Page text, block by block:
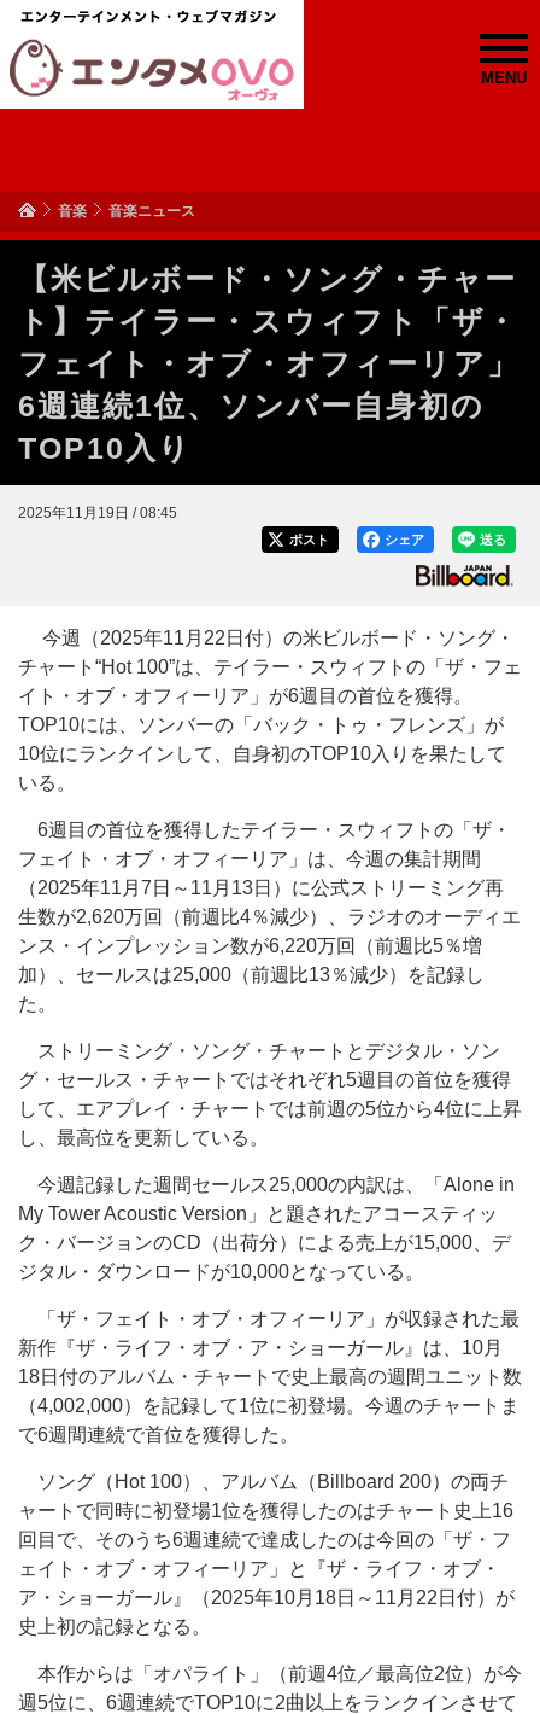
MENU
音楽 音楽ニュース
【米ビルボード・ソング・チャー
ト】テイラー・スウィフト「ザ・
フェイト・オブ・オフィーリア」
6週連続1位、ソンバー自身初の
TOP10入り
2025年11月19日 / 08:45
送る
シェア
ポスト
今週（2025年11月22日付）の米ビルボード・ソング・
チャート“Hot 100”は、テイラー・スウィフトの「ザ・フェ
イト・オブ・オフィーリア」が6週目の首位を獲得。
TOP10には、ソンバーの「バック・トゥ・フレンズ」が
10位にランクインして、自身初のTOP10入りを果たして
いる。
6週目の首位を獲得したテイラー・スウィフトの「ザ・
フェイト・オブ・オフィーリア」は、今週の集計期間
（2025年11月7日～11月13日）に公式ストリーミング再
生数が2,620万回（前週比4％減少）、ラジオのオーディエ
ンス・インプレッション数が6,220万回（前週比5％増
加）、セールスは25,000（前週比13％減少）を記録し
た。
ストリーミング・ソング・チャートとデジタル・ソン
グ・セールス・チャートではそれぞれ5週目の首位を獲得
して、エアプレイ・チャートでは前週の5位から4位に上昇
し、最高位を更新している。
今週記録した週間セールス25,000の内訳は、「Alone in
My Tower Acoustic Version」と題されたアコースティッ
ク・バージョンのCD（出荷分）による売上が15,000、デ
ジタル・ダウンロードが10,000となっている。
「ザ・フェイト・オブ・オフィーリア」が収録された最
新作『ザ・ライフ・オブ・ア・ショーガール』は、10月
18日付のアルバム・チャートで史上最高の週間ユニット数
（4,002,000）を記録して1位に初登場。今週のチャートま
で6週間連続で首位を獲得した。
ソング（Hot 100）、アルバム（Billboard 200）の両チ
ャートで同時に初登場1位を獲得したのはチャート史上16
回目で、そのうち6週連続で達成したのは今回の「ザ・フ
ェイト・オブ・オフィーリア」と『ザ・ライフ・オブ・
ア・ショーガール』（2025年10月18日～11月22日付）が
史上初の記録となる。
本作からは「オパライト」（前週4位／最高位2位）が今
週5位に、6週連続でTOP10に2曲以上をランクインさせて